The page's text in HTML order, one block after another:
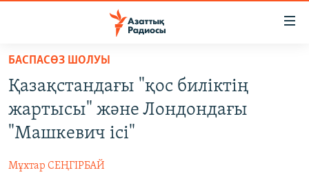
Skip
main
content
Skip
main
Navigation
САЯСАТ
AZATTYQTV
АДАМ ҚҰҚЫҚТАРЫ
БАСПАСӨЗ ШОЛУЫ
Қазақстандағы "қос биліктің
жартысы" және Лондондағы
"Машкевич ісі"
Мұхтар СЕҢГІРБАЙ